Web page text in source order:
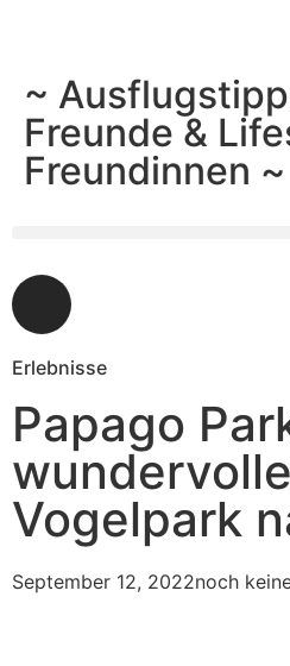
~
Freunde &
Freundinnen ~
Erlebnisse
Papago
Vogelpark
September 12, 2022noch